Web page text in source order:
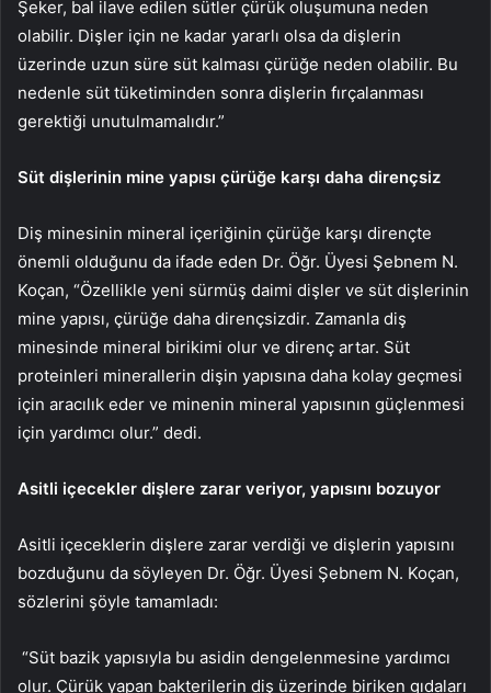
Şeker, bal ilave edilen sütler çürük oluşumuna neden
olabilir. Dişler için ne kadar yararlı olsa da dişlerin
üzerinde uzun süre süt kalması çürüğe neden olabilir. Bu
nedenle süt tüketiminden sonra dişlerin fırçalanması
gerektiği unutulmamalıdır.”
Süt dişlerinin mine yapısı çürüğe karşı daha dirençsiz
Diş minesinin mineral içeriğinin çürüğe karşı dirençte
önemli olduğunu da ifade eden Dr. Öğr. Üyesi Şebnem N.
Koçan, “Özellikle yeni sürmüş daimi dişler ve süt dişlerinin
mine yapısı, çürüğe daha dirençsizdir. Zamanla diş
minesinde mineral birikimi olur ve direnç artar. Süt
proteinleri minerallerin dişin yapısına daha kolay geçmesi
için aracılık eder ve minenin mineral yapısının güçlenmesi
için yardımcı olur.” dedi.
Asitli içecekler dişlere zarar veriyor, yapısını bozuyor
Asitli içeceklerin dişlere zarar verdiği ve dişlerin yapısını
bozduğunu da söyleyen Dr. Öğr. Üyesi Şebnem N. Koçan,
sözlerini şöyle tamamladı:
“Süt bazik yapısıyla bu asidin dengelenmesine yardımcı
olur. Çürük yapan bakterilerin diş üzerinde biriken gıdaları